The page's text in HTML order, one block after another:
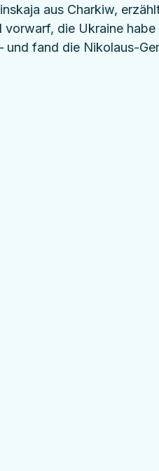
aus Charkiw,
die Ukraine
und fand die Nikolaus-